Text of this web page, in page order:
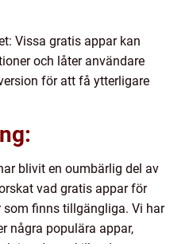
Vissa gratis appar kan
och låter användare
för att få ytterligare
blivit en oumbärlig del av
vad gratis appar för
finns tillgängliga. Vi har
några populära appar,